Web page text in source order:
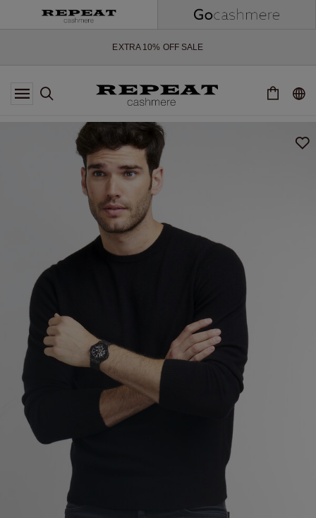
NOUVEAUX STYLES DOUX ET NOUVELLES COULEURS POUR LA
*EXCEPTIONS PEUVENT S'APPLIQUER
NOUVEAUTÉS EN CACHEMIRE
NOUVEAUX STYLES DOUX ET NOUVELLES COULEURS POUR LA
SAISON À VENIR
EXTRA 10% OFF SALE